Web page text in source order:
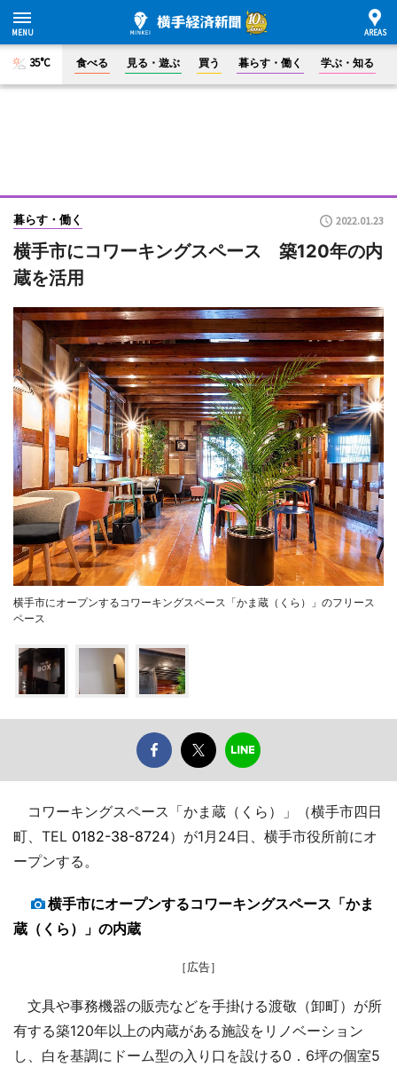
35°C 食べる 見る・遊ぶ 買う 暮らす・働く 学ぶ・知る
暮らす・働く 2022.01.23
横手市にコワーキングスペース 築120年の内
蔵を活用
横手市にオープンするコワーキングスペース「かま蔵（くら）」のフリース
ペース
コワーキングスペース「かま蔵（くら）」（横手市四日
町、TEL 0182-38-8724）が1月24日、横手市役所前にオ
ープンする。
横手市にオープンするコワーキングスペース「かま
蔵（くら）」の内蔵
［広告］
文具や事務機器の販売などを手掛ける渡敬（卸町）が所
有する築120年以上の内蔵がある施設をリノベーション
し、白を基調にドーム型の入り口を設ける0．6坪の個室5